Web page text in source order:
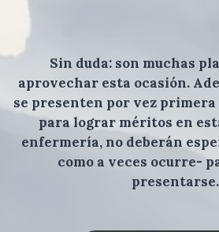
Sin duda: son muchas
aprovechar esta ocasión.
se presenten por vez
para lograr méritos en
enfermería, no deberán
como a veces ocurre-
presentarse.